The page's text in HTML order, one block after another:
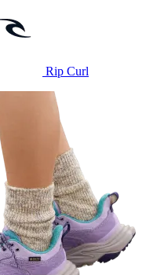
Rip Curl